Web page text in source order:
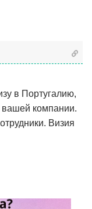
в Португалию,
вашей компании.
Визия